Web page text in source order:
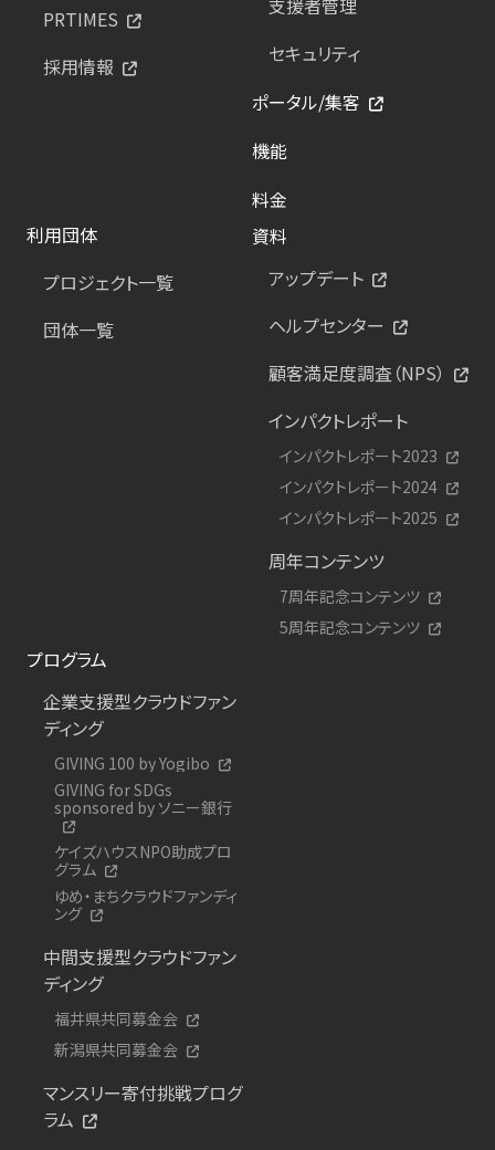
PRTIMES
採用情報
セキュリティ
ポータル/集客
機能
料金
利用団体
プロジェクト一覧
団体一覧
資料
アップデート
ヘルプセンター
顧客満足度調査（NPS）
インパクトレポート
インパクトレポート2023
インパクトレポート2024
インパクトレポート2025
周年コンテンツ
7周年記念コンテンツ
5周年記念コンテンツ
プログラム
企業支援型クラウドファン
ディング
GIVING 100 by Yogibo
GIVING for SDGs
sponsored by ソニー銀行
ケイズハウスNPO助成プロ
グラム
ゆめ・まちクラウドファンディ
ング
中間支援型クラウドファン
ディング
福井県共同募金会
新潟県共同募金会
マンスリー寄付挑戦プログ
ラム